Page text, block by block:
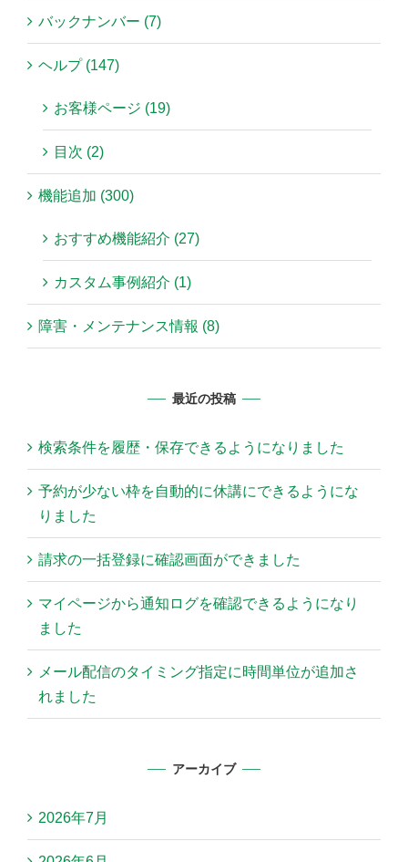
バックナンバー (7)
ヘルプ (147)
お客様ページ (19)
目次 (2)
機能追加 (300)
おすすめ機能紹介 (27)
カスタム事例紹介 (1)
障害・メンテナンス情報 (8)
最近の投稿
検索条件を履歴・保存できるようになりました
予約が少ない枠を自動的に休講にできるようにな
りました
請求の一括登録に確認画面ができました
マイページから通知ログを確認できるようになり
ました
メール配信のタイミング指定に時間単位が追加さ
れました
アーカイブ
2026年7月